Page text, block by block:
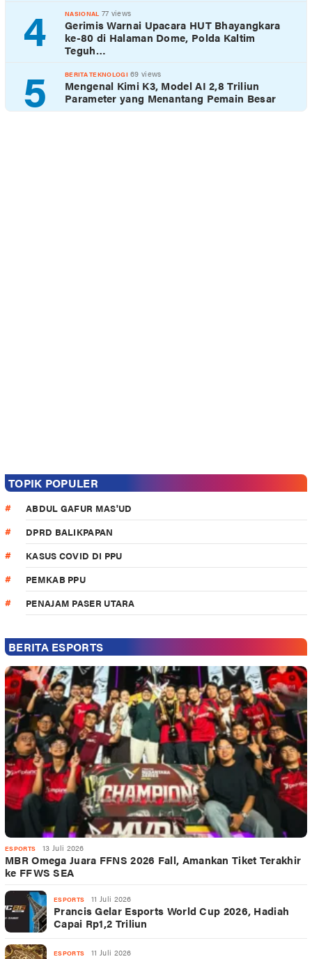
4
NASIONAL 77 views
Gerimis Warnai Upacara HUT Bhayangkara
ke-80 di Halaman Dome, Polda Kaltim
Teguh…
5 BERITA TEKNOLOGI 69 views
Mengenal Kimi K3, Model AI 2,8 Triliun
Parameter yang Menantang Pemain Besar
TOPIK POPULER
ABDUL GAFUR MAS'UD
DPRD BALIKPAPAN
KASUS COVID DI PPU
PEMKAB PPU
PENAJAM PASER UTARA
BERITA ESPORTS
ESPORTS 13 Juli 2026
MBR Omega Juara FFNS 2026 Fall, Amankan Tiket Terakhir
ke FFWS SEA
ESPORTS 11 Juli 2026
Prancis Gelar Esports World Cup 2026, Hadiah
Capai Rp1,2 Triliun
ESPORTS 11 Juli 2026